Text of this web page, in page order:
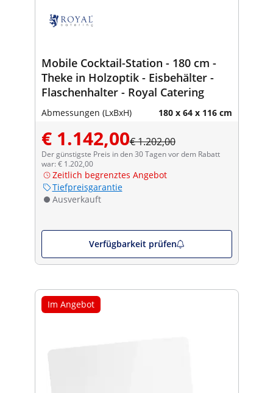
Mobile Cocktail-Station - 180 cm -
Theke in Holzoptik - Eisbehälter -
Flaschenhalter - Royal Catering
Abmessungen (LxBxH) 180 x 64 x 116 cm
€ 1.142,00€ 1.202,00
Der günstigste Preis in den 30 Tagen vor dem Rabatt
war: € 1.202,00
Zeitlich begrenztes Angebot
Tiefpreisgarantie
Ausverkauft
Verfügbarkeit prüfen
Im Angebot